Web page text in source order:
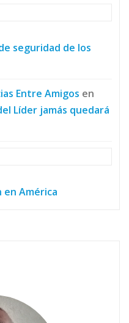
seguridad de los
Entre Amigos en
Líder jamás quedará
América